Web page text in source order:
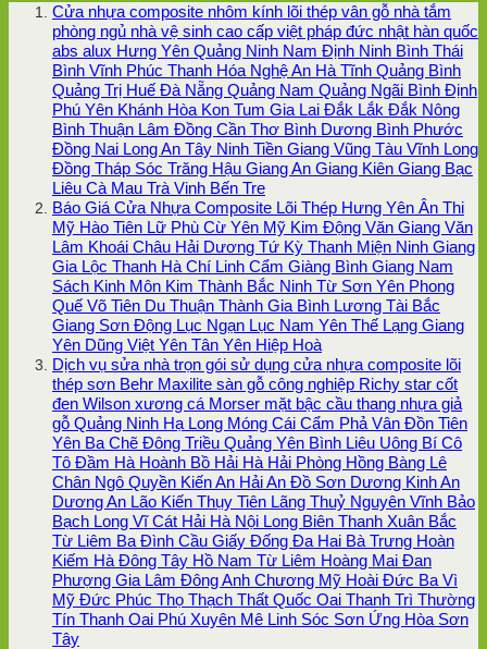
Cửa nhựa composite nhôm kính lõi thép vân gỗ nhà tắm
phòng ngủ nhà vệ sinh cao cấp việt pháp đức nhật hàn quốc
abs alux Hưng Yên Quảng Ninh Nam Định Ninh Bình Thái
Bình Vĩnh Phúc Thanh Hóa Nghệ An Hà Tĩnh Quảng Bình
Quảng Trị Huế Đà Nẵng Quảng Nam Quảng Ngãi Bình Định
Phú Yên Khánh Hòa Kon Tum Gia Lai Đắk Lắk Đắk Nông
Bình Thuận Lâm Đồng Cần Thơ Bình Dương Bình Phước
Đồng Nai Long An Tây Ninh Tiền Giang Vũng Tàu Vĩnh Long
Đồng Tháp Sóc Trăng Hậu Giang An Giang Kiên Giang Bạc
Liêu Cà Mau Trà Vinh Bến Tre
Báo Giá Cửa Nhựa Composite Lõi Thép Hưng Yên Ân Thi
Mỹ Hào Tiên Lữ Phù Cừ Yên Mỹ Kim Động Văn Giang Văn
Lâm Khoái Châu Hải Dương Tứ Kỳ Thanh Miện Ninh Giang
Gia Lộc Thanh Hà Chí Linh Cẩm Giàng Bình Giang Nam
Sách Kinh Môn Kim Thành Bắc Ninh Từ Sơn Yên Phong
Quế Võ Tiên Du Thuận Thành Gia Bình Lương Tài Bắc
Giang Sơn Động Lục Ngạn Lục Nam Yên Thế Lạng Giang
Yên Dũng Việt Yên Tân Yên Hiệp Hoà
Dịch vụ sửa nhà trọn gói sử dụng cửa nhựa composite lõi
thép sơn Behr Maxilite sàn gỗ công nghiệp Richy star cốt
đen Wilson xương cá Morser mặt bậc cầu thang nhựa giả
gỗ Quảng Ninh Hạ Long Móng Cái Cẩm Phả Vân Đồn Tiên
Yên Ba Chẽ Đông Triều Quảng Yên Bình Liêu Uông Bí Cô
Tô Đầm Hà Hoành Bồ Hải Hà Hải Phòng Hồng Bàng Lê
Chân Ngô Quyền Kiến An Hải An Đồ Sơn Dương Kinh An
Dương An Lão Kiến Thụy Tiên Lãng Thuỷ Nguyên Vĩnh Bảo
Bạch Long Vĩ Cát Hải Hà Nội Long Biên Thanh Xuân Bắc
Từ Liêm Ba Đình Cầu Giấy Đống Đa Hai Bà Trưng Hoàn
Kiếm Hà Đông Tây Hồ Nam Từ Liêm Hoàng Mai Đan
Phượng Gia Lâm Đông Anh Chương Mỹ Hoài Đức Ba Vì
Mỹ Đức Phúc Thọ Thạch Thất Quốc Oai Thanh Trì Thường
Tín Thanh Oai Phú Xuyên Mê Linh Sóc Sơn Ứng Hòa Sơn
Tây